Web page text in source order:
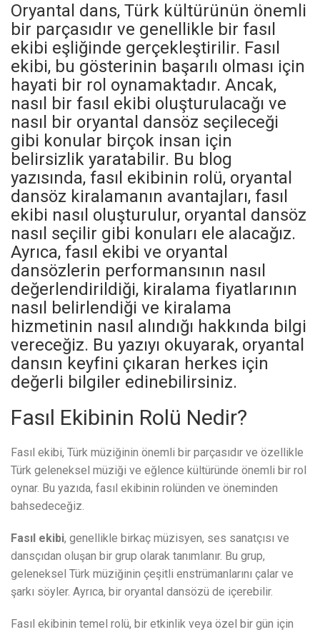
Oryantal dans, Türk kültürünün önemli
bir parçasıdır ve genellikle bir fasıl
ekibi eşliğinde gerçekleştirilir. Fasıl
ekibi, bu gösterinin başarılı olması için
hayati bir rol oynamaktadır. Ancak,
nasıl bir fasıl ekibi oluşturulacağı ve
nasıl bir oryantal dansöz seçileceği
gibi konular birçok insan için
belirsizlik yaratabilir. Bu blog
yazısında, fasıl ekibinin rolü, oryantal
dansöz kiralamanın avantajları, fasıl
ekibi nasıl oluşturulur, oryantal dansöz
nasıl seçilir gibi konuları ele alacağız.
Ayrıca, fasıl ekibi ve oryantal
dansözlerin performansının nasıl
değerlendirildiği, kiralama fiyatlarının
nasıl belirlendiği ve kiralama
hizmetinin nasıl alındığı hakkında bilgi
vereceğiz. Bu yazıyı okuyarak, oryantal
dansın keyfini çıkaran herkes için
değerli bilgiler edinebilirsiniz.
Fasıl Ekibinin Rolü Nedir?
Fasıl ekibi, Türk müziğinin önemli bir parçasıdır ve özellikle
Türk geleneksel müziği ve eğlence kültüründe önemli bir rol
oynar. Bu yazıda, fasıl ekibinin rolünden ve öneminden
bahsedeceğiz.
Fasıl ekibi, genellikle birkaç müzisyen, ses sanatçısı ve
dansçıdan oluşan bir grup olarak tanımlanır. Bu grup,
geleneksel Türk müziğinin çeşitli enstrümanlarını çalar ve
şarkı söyler. Ayrıca, bir oryantal dansözü de içerebilir.
Fasıl ekibinin temel rolü, bir etkinlik veya özel bir gün için